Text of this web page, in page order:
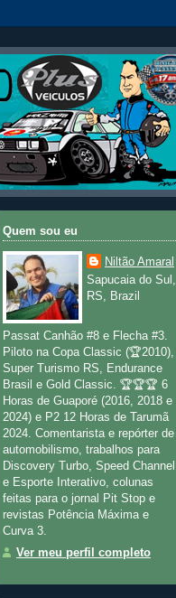
Quem sou eu
Niltão Amaral
Sapucaia do Sul,
RS, Brazil
Passat Canhão #8 e Flecha #3.
Piloto na Copa Classic (🏆2010),
Super Turismo RS, Endurance
Brasil e Gold Classic. 🏆🏆🏆 6
Horas de Guaporé (2016, 2018 e
2024) e P2 12 Horas de Tarumã
2024. Comentarista e repórter de
automobilismo, trabalhos para
Discovery Turbo, Speed Channel
e Esporte Interativo, colunas
feitas para o jornal Pit Stop e
revistas Potência Máxima e
Curva 3.
Ver meu perfil completo